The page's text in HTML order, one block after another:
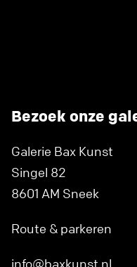
Bezoek onze
Galerie Bax Kunst
Singel 82
8601 AM Sneek
Route & parkeren
info@baxkunst.nl